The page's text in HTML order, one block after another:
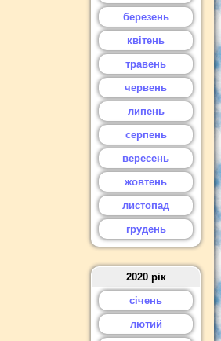
березень
квітень
травень
червень
липень
серпень
вересень
жовтень
листопад
грудень
2020 рік
січень
лютий